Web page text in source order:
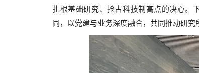
扎根基础研究、抢占科技制高点的决心。
同，以党建与业务深度融合，共同推动研究